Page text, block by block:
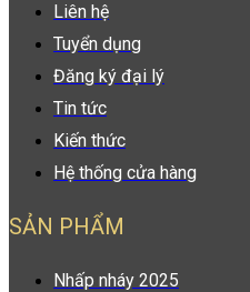
Liên hệ
Tuyển dụng
Đăng ký đại lý
Tin tức
Kiến thức
Hệ thống cửa hàng
SẢN PHẨM
Nhấp nháy 2025